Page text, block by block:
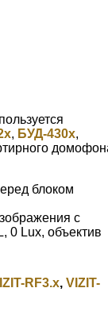
, БУД-430x,
блоком
с
0 Lux, объектив
RF3.x, VIZIT-